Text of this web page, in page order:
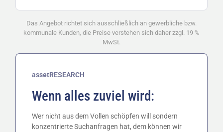
Das Angebot richtet sich ausschließlich an gewerbliche bzw.
kommunale Kunden, die Preise verstehen sich daher zzgl. 19 %
MwSt.
assetRESEARCH
Wenn alles zuviel wird:
Wer nicht aus dem Vollen schöpfen will sondern
konzentrierte Suchanfragen hat, dem können wir